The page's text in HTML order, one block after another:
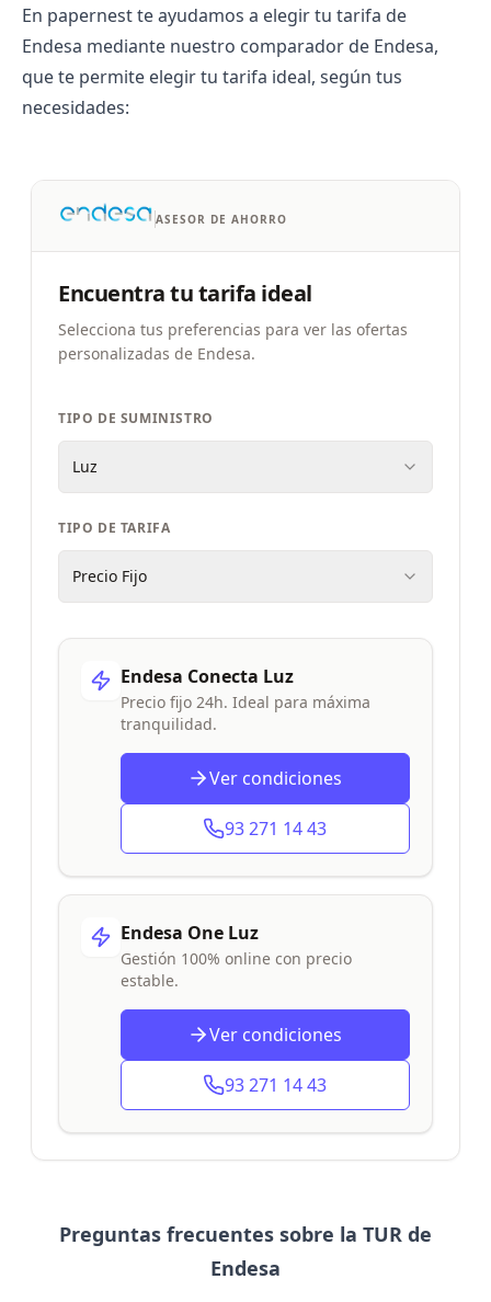
En papernest te ayudamos a elegir tu tarifa de
Endesa mediante nuestro comparador de Endesa,
que te permite elegir tu tarifa ideal, según tus
necesidades:
ASESOR DE AHORRO
Encuentra tu tarifa ideal
Selecciona tus preferencias para ver las ofertas
personalizadas de Endesa.
TIPO DE SUMINISTRO
Luz
TIPO DE TARIFA
Precio Fijo
Endesa Conecta Luz
Precio fijo 24h. Ideal para máxima
tranquilidad.
Ver condiciones
93 271 14 43
Endesa One Luz
Gestión 100% online con precio
estable.
Ver condiciones
93 271 14 43
Preguntas frecuentes sobre la TUR de
Endesa